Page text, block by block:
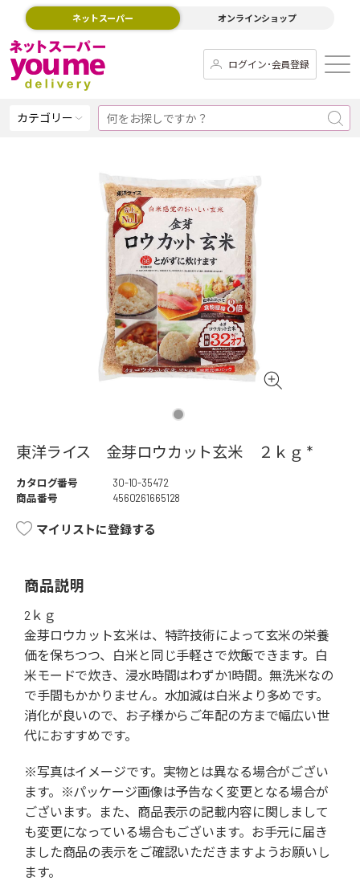
ネットスーパー オンラインショップ
ログイン･会員登録
カテゴリー
東洋ライス 金芽ロウカット玄米 ２ｋｇ *
カタログ番号
30-10-35472
商品番号
4560261665128
マイリストに登録する
商品説明
2ｋｇ
金芽ロウカット玄米は、特許技術によって玄米の栄養
価を保ちつつ、白米と同じ手軽さで炊飯できます。白
米モードで炊き、浸水時間はわずか1時間。無洗米なの
で手間もかかりません。水加減は白米より多めです。
消化が良いので、お子様からご年配の方まで幅広い世
代におすすめです。
※写真はイメージです。実物とは異なる場合がござい
ます。※パッケージ画像は予告なく変更となる場合が
ございます。また、商品表示の記載内容に関しまして
も変更になっている場合もございます。お手元に届き
ました商品の表示をご確認いただきますようお願いし
ます。